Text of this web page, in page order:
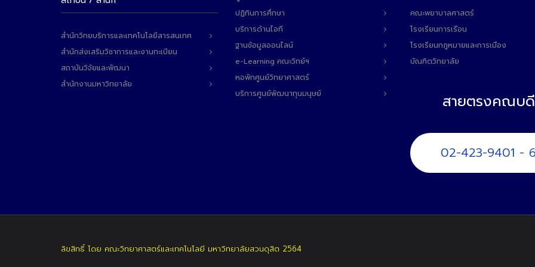
สำนักวิทยบริการและเทคโนโลยีสารสนเทศ
สำนักส่งเสริมวิชาการและงานทะเบียน
สถาบันวิจัยและพัฒนา
สำนักงานมหาวิทยาลัย
ปฏิทินการศึกษา
บริการด้านไอที
ฐานข้อมูลออนไลน์
e-Learning คณะวิทย์ฯ
หอพักศูนย์วิทยาศาสตร์
บริการศูนย์พัฒนาทุนมนุษย์
คณะพยาบาลศาสตร์
โรงเรียนการเรือน
โรงเรียนกฎหมายและการเมือง
บัณฑิตวิทยาลัย
สายตรงคณบดี
02-423-9401 -
ลิขสิทธิ์ โดย คณะวิทยาศาสตร์และเทคโนโลยี มหาวิทยาลัยสวนดุสิต 2564